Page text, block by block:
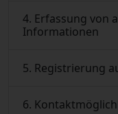
4. Erfassung von
Informationen
5. Registrierung
6.